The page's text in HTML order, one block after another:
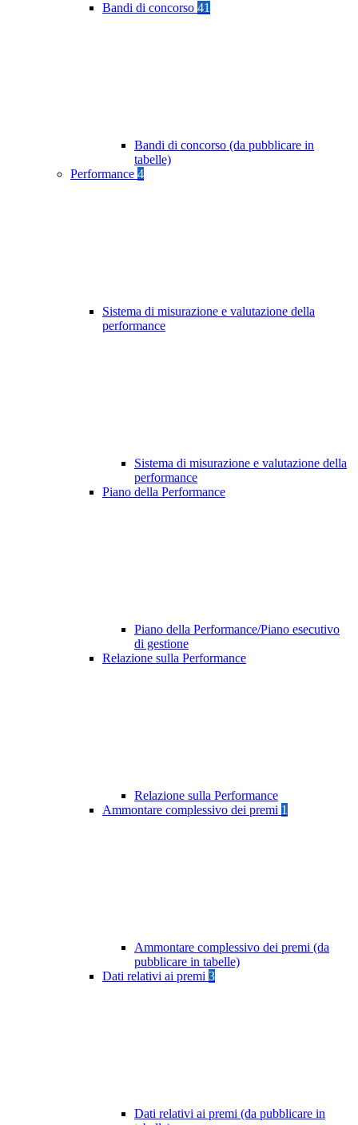
Bandi di concorso 41
Bandi di concorso (da pubblicare in
tabelle)
Performance 4
Sistema di misurazione e valutazione della
performance
Sistema di misurazione e valutazione della
performance
Piano della Performance
Piano della Performance/Piano esecutivo
di gestione
Relazione sulla Performance
Relazione sulla Performance
Ammontare complessivo dei premi 1
Ammontare complessivo dei premi (da
pubblicare in tabelle)
Dati relativi ai premi 3
Dati relativi ai premi (da pubblicare in